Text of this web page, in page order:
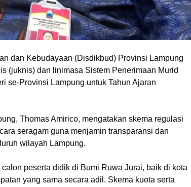
dan Kebudayaan (Disdikbud) Provinsi Lampung
(juknis) dan linimasa Sistem Penerimaan Murid
se-Provinsi Lampung untuk Tahun Ajaran
Thomas Amirico, mengatakan skema regulasi
seragam guna menjamin transparansi dan
wilayah Lampung.
peserta didik di Bumi Ruwa Jurai, baik di kota
yang sama secara adil. Skema kuota serta